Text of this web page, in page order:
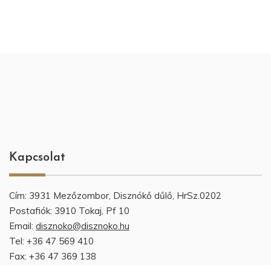
Kapcsolat
Cím: 3931 Mezőzombor, Disznókő dűlő, HrSz.0202
Postafiók: 3910 Tokaj, Pf 10
Email: disznoko@disznoko.hu
Tel: +36 47 569 410
Fax: +36 47 369 138